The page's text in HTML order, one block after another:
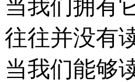
当我们拥有
往往并没有
当我们能够